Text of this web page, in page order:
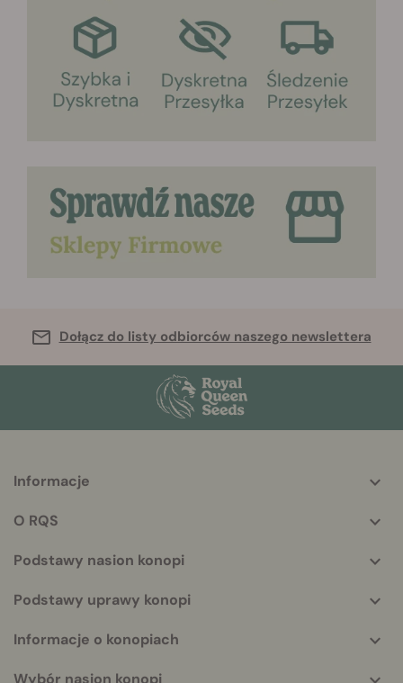
Dołącz do listy odbiorców naszego newslettera
info
Informacje
O RQS
Podstawy nasion konopi
Podstawy uprawy konopi
Informacje o konopiach